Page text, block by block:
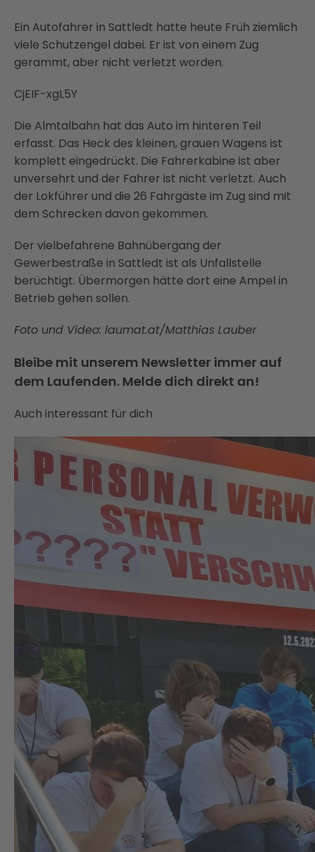
Ein Autofahrer in Sattledt hatte heute Früh ziemlich
viele Schutzengel dabei. Er ist von einem Zug
gerammt, aber nicht verletzt worden.
CjEIF-xgL5Y
Die Almtalbahn hat das Auto im hinteren Teil
erfasst. Das Heck des kleinen, grauen Wagens ist
komplett eingedrückt. Die Fahrerkabine ist aber
unversehrt und der Fahrer ist nicht verletzt. Auch
der Lokführer und die 26 Fahrgäste im Zug sind mit
dem Schrecken davon gekommen.
Der vielbefahrene Bahnübergang der
Gewerbestraße in Sattledt ist als Unfallstelle
berüchtigt. Übermorgen hätte dort eine Ampel in
Betrieb gehen sollen.
Foto und Video: laumat.at/Matthias Lauber
Bleibe mit unserem Newsletter immer auf
dem Laufenden. Melde dich direkt an!
Auch interessant für dich